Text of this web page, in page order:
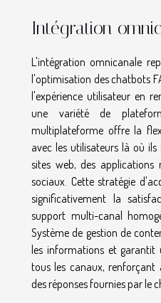
Intégration
L'intégration omnicanale
l'optimisation des chatbots
l'expérience utilisateur en
une variété de
multiplateforme offre la
avec les utilisateurs là où
sites web, des applications
sociaux. Cette stratégie
significativement la
support multi-canal
Système de gestion de
les informations et garantit
tous les canaux,
des réponses fournies par le